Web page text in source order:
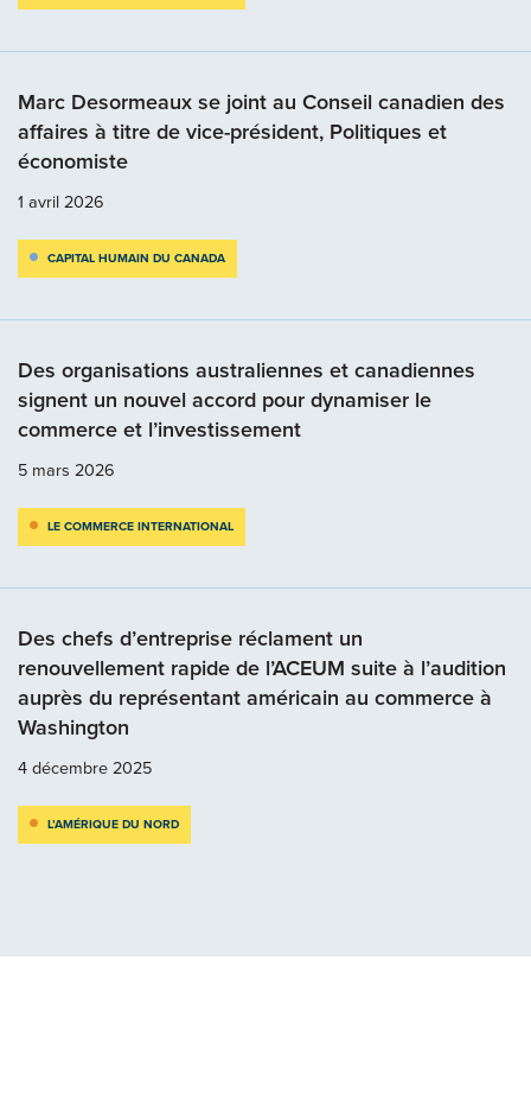
Marc Desormeaux se joint au Conseil canadien des
affaires à titre de vice-président, Politiques et
économiste
1 avril 2026
CAPITAL HUMAIN DU CANADA
Des organisations australiennes et canadiennes
signent un nouvel accord pour dynamiser le
commerce et l’investissement
5 mars 2026
LE COMMERCE INTERNATIONAL
Des chefs d’entreprise réclament un
renouvellement rapide de l’ACEUM suite à l’audition
auprès du représentant américain au commerce à
Washington
4 décembre 2025
L’AMÉRIQUE DU NORD